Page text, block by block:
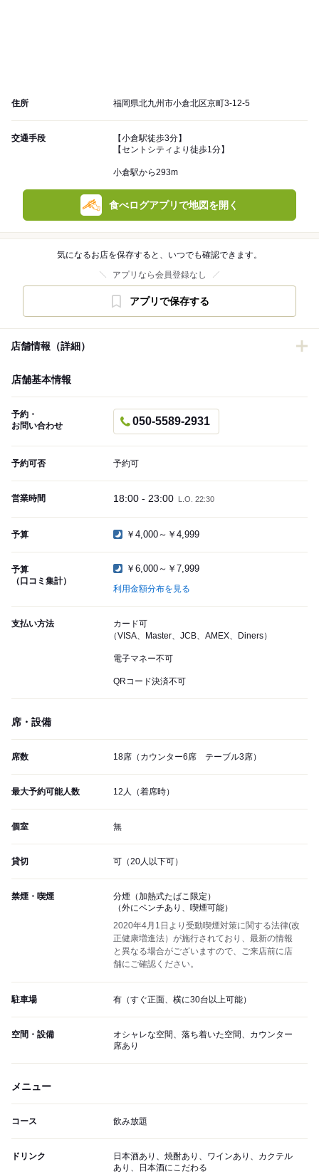
住所 福岡県北九州市小倉北区京町3-12-5
交通手段
【小倉駅徒歩3分】
【セントシティより徒歩1分】
小倉駅から293m
食べログアプリで地図を開く
気になるお店を保存すると、いつでも確認できます。
アプリなら会員登録なし
アプリで保存する
店舗情報（詳細）
店舗基本情報
予約・
お問い合わせ
050-5589-2931
予約可否 予約可
営業時間 18:00 - 23:00 L.O. 22:30
予算 ￥4,000～￥4,999
予算
（口コミ集計）
￥6,000～￥7,999
利用金額分布を見る
支払い方法
カード可
（VISA、Master、JCB、AMEX、Diners）
電子マネー不可
QRコード決済不可
席・設備
席数 18席（カウンター6席 テーブル3席）
最大予約可能人数 12人（着席時）
個室 無
貸切 可（20人以下可）
禁煙・喫煙
分煙（加熱式たばこ限定）
（外にベンチあり、喫煙可能）
2020年4月1日より受動喫煙対策に関する法律(改
正健康増進法）が施行されており、最新の情報
と異なる場合がございますので、ご来店前に店
舗にご確認ください。
駐車場 有（すぐ正面、横に30台以上可能）
空間・設備
オシャレな空間、落ち着いた空間、カウンター
席あり
メニュー
コース 飲み放題
ドリンク
日本酒あり、焼酎あり、ワインあり、カクテル
あり、日本酒にこだわる